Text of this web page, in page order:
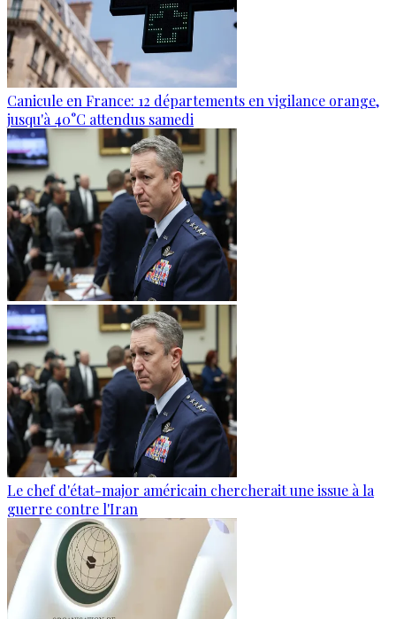
Canicule en France: 12 départements en vigilance orange,
jusqu'à 40°C attendus samedi
Le chef d'état-major américain chercherait une issue à la
guerre contre l'Iran